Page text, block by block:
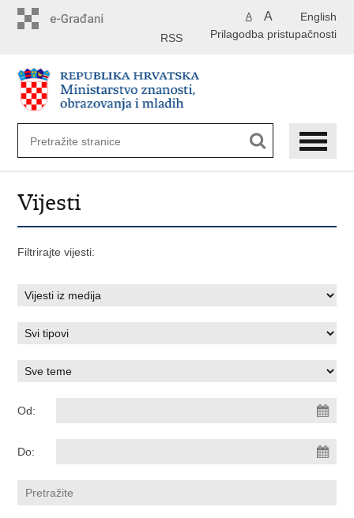
English
A A
Prilagodba pristupačnosti
RSS
Vijesti
Filtrirajte vijesti:
Od:
Do: